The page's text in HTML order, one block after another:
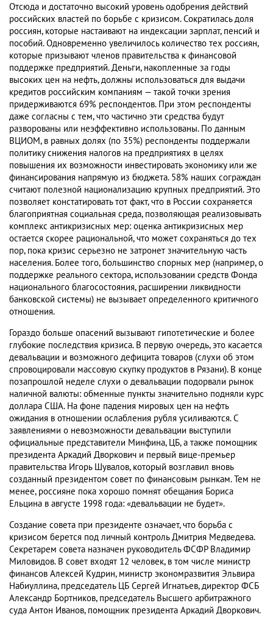
Отсюда и достаточно высокий уровень одобрения действий
российских властей по борьбе с кризисом. Сократилась доля
россиян, которые настаивают на индексации зарплат, пенсий и
пособий. Одновременно увеличилось количество тех россиян,
которые призывают членов правительства к финансовой
поддержке предприятий. Деньги, накопленные за годы
высоких цен на нефть, должны использоваться для выдачи
кредитов российским компаниям — такой точки зрения
придерживаются 69% респондентов. При этом респонденты
даже согласны с тем, что частично эти средства будут
разворованы или неэффективно использованы. По данным
ВЦИОМ, в равных долях (по 35%) респонденты поддержали
политику снижения налогов на предприятиях в целях
повышения их возможности инвестировать экономику или же
финансирования напрямую из бюджета. 58% наших сограждан
считают полезной национализацию крупных предприятий. Это
позволяет констатировать тот факт, что в России сохраняется
благоприятная социальная среда, позволяющая реализовывать
комплекс антикризисных мер: оценка антикризисных мер
остается скорее рациональной, что может сохраняться до тех
пор, пока кризис серьезно не затронет значительную часть
населения. Более того, большинство спорных мер (например, о
поддержке реального сектора, использовании средств Фонда
национального благосостояния, расширении ликвидности
банковской системы) не вызывает определенного критичного
отношения.
Гораздо больше опасений вызывают гипотетические и более
глубокие последствия кризиса. В первую очередь, это касается
девальвации и возможного дефицита товаров (слухи об этом
спровоцировали массовую скупку продуктов в Рязани). В конце
позапрошлой неделе слухи о девальвации подорвали рынок
наличной валюты: обменные пункты значительно подняли курс
доллара США. На фоне падения мировых цен на нефть
ожидания в отношении ослабления рубля усиливаются. С
заявлениями о невозможности девальвации выступили
официальные представители Минфина, ЦБ, а также помощник
президента Аркадий Дворкович и первый вице-премьер
правительства Игорь Шувалов, который возглавил вновь
созданный президентом совет по финансовым рынкам. Тем не
менее, россияне пока хорошо помнят обещания Бориса
Ельцина в августе 1998 года: «девальвации не будет».
Создание совета при президенте означает, что борьба с
кризисом берется под личный контроль Дмитрия Медведева.
Секретарем совета назначен руководитель ФСФР Владимир
Миловидов. В совет входят 12 человек, в том числе министр
финансов Алексей Кудрин, министр экономразвития Эльвира
Набиуллина, председатель ЦБ Сергей Игнатьев, директор ФСБ
Александр Бортников, председатель Высшего арбитражного
суда Антон Иванов, помощник президента Аркадий Дворкович.